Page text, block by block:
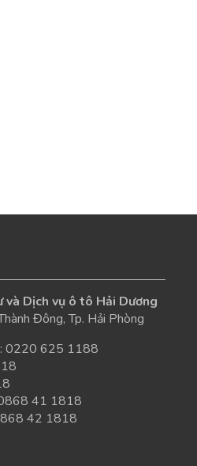
Dịch vụ ô tô Hải Dương
Đông, Tp. Hải Phòng
0220 625 1188
41 1818
42 1818